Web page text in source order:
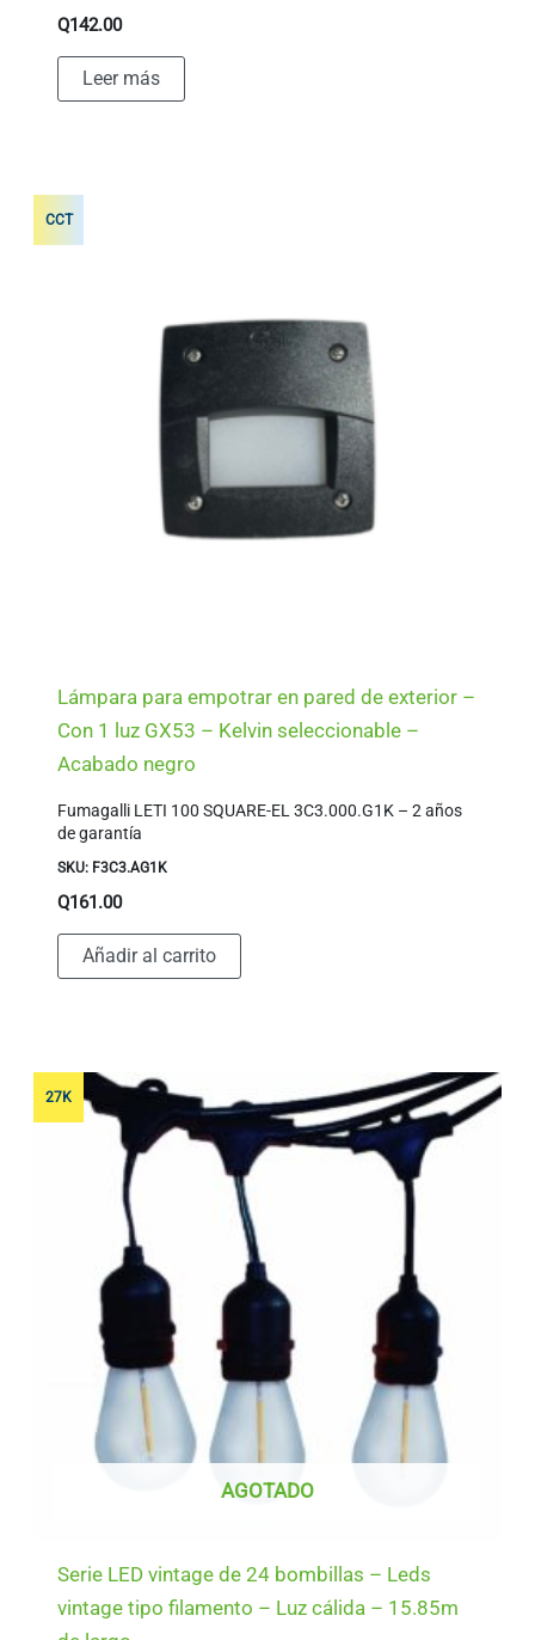
Q142.00
Leer más
CCT
Lámpara para empotrar en pared de exterior –
Con 1 luz GX53 – Kelvin seleccionable –
Acabado negro
Fumagalli LETI 100 SQUARE-EL 3C3.000.G1K – 2 años
de garantía
SKU: F3C3.AG1K
Q161.00
Añadir al carrito
27K
AGOTADO
Serie LED vintage de 24 bombillas – Leds
vintage tipo filamento – Luz cálida – 15.85m